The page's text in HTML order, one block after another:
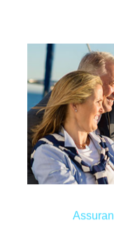
Préparez
indépendant ou
à quel point il
épargne pour
l’assurance
imposition et de